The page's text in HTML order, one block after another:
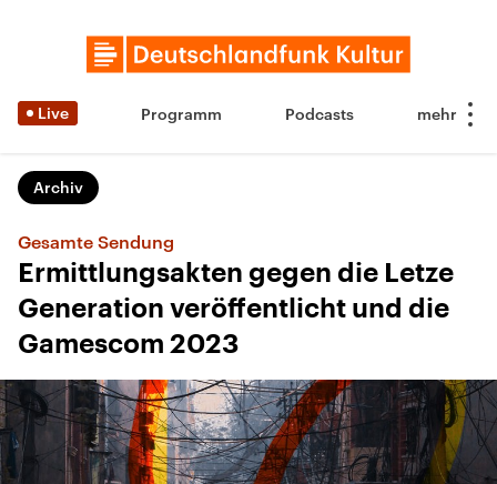
Live Programm Podcasts
Archiv
Gesamte Sendung
Ermittlungsakten gegen die Letze
Generation veröffentlicht und die
Gamescom 2023